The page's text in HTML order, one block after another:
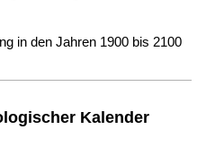
in den Jahren 1900 bis 2100
Kalender